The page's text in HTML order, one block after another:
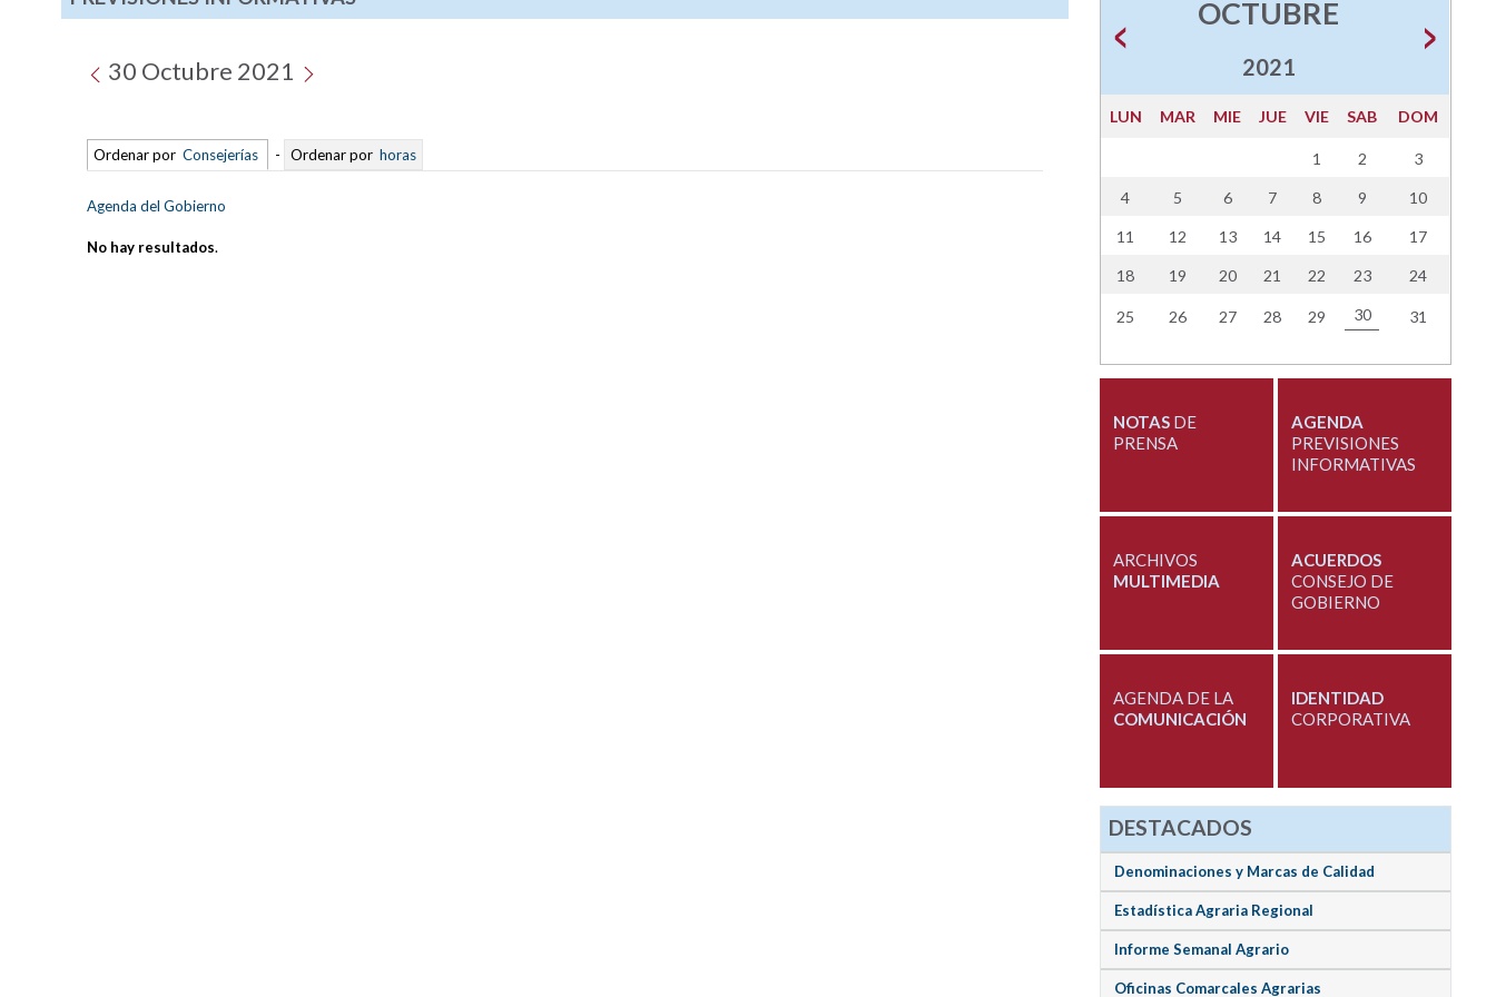
30 Octubre 2021
Ordenar por Consejerías - Ordenar por horas
Agenda del Gobierno
No hay resultados.
OCTUBRE
2021
LUN MAR MIE JUE VIE SAB DOM
1 2 3
4 5 6 7 8 9 10
11 12 13 14 15 16 17
18 19 20 21 22 23 24
25 26 27 28 29 30 31
NOTASDE
PRENSA
AGENDA
PREVISIONES
INFORMATIVAS
ARCHIVOS
MULTIMEDIA
ACUERDOS
CONSEJO DE
GOBIERNO
AGENDA DE LA
COMUNICACIÓN
IDENTIDAD
CORPORATIVA
DESTACADOS
Denominaciones y Marcas de Calidad
Estadística Agraria Regional
Informe Semanal Agrario
Oficinas Comarcales Agrarias